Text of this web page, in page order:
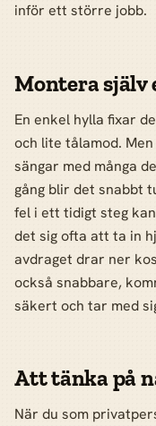
inför ett större jobb.
Montera själv
En enkel hylla fixar
och lite tålamod.
sängar med många
gång blir det snabbt
fel i ett tidigt steg
det sig ofta att ta in
avdraget drar ner
också snabbare,
säkert och tar med
Att tänka på
När du som